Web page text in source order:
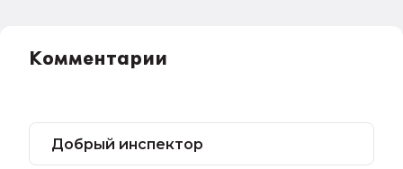
Комментарии